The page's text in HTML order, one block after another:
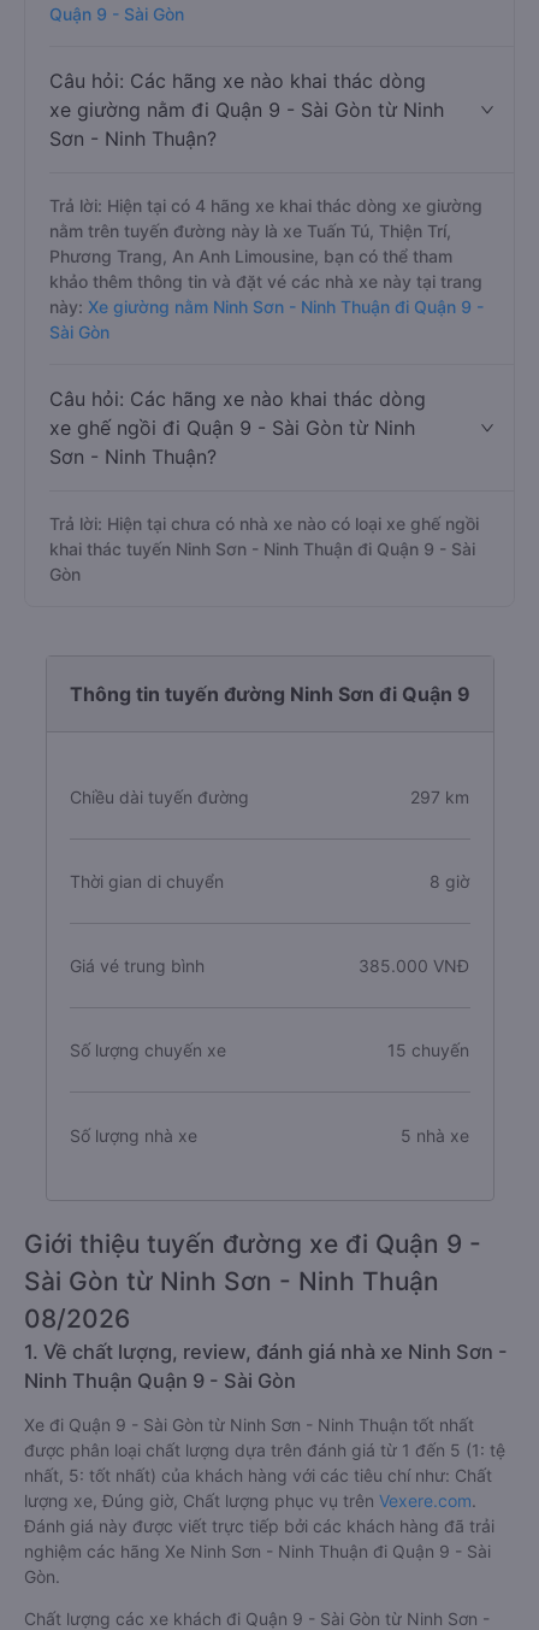
Quận 9 - Sài Gòn
Câu hỏi: Các hãng xe nào khai thác dòng
xe giường nằm đi Quận 9 - Sài Gòn từ Ninh
Sơn - Ninh Thuận?
Trả lời: Hiện tại có 4 hãng xe khai thác dòng xe giường
nằm trên tuyến đường này là xe Tuấn Tú, Thiện Trí,
Phương Trang, An Anh Limousine, bạn có thể tham
khảo thêm thông tin và đặt vé các nhà xe này tại trang
này: Xe giường nằm Ninh Sơn - Ninh Thuận đi Quận 9 -
Sài Gòn
Câu hỏi: Các hãng xe nào khai thác dòng
xe ghế ngồi đi Quận 9 - Sài Gòn từ Ninh
Sơn - Ninh Thuận?
Trả lời: Hiện tại chưa có nhà xe nào có loại xe ghế ngồi
khai thác tuyến Ninh Sơn - Ninh Thuận đi Quận 9 - Sài
Gòn
Thông tin tuyến đường Ninh Sơn đi Quận 9
Chiều dài tuyến đường 297 km
Thời gian di chuyển 8 giờ
Giá vé trung bình 385.000 VNĐ
Số lượng chuyến xe 15 chuyến
Số lượng nhà xe 5 nhà xe
Giới thiệu tuyến đường xe đi Quận 9 -
Sài Gòn từ Ninh Sơn - Ninh Thuận
08/2026
1. Về chất lượng, review, đánh giá nhà xe Ninh Sơn -
Ninh Thuận Quận 9 - Sài Gòn
Xe đi Quận 9 - Sài Gòn từ Ninh Sơn - Ninh Thuận tốt nhất
được phân loại chất lượng dựa trên đánh giá từ 1 đến 5 (1: tệ
nhất, 5: tốt nhất) của khách hàng với các tiêu chí như: Chất
lượng xe, Đúng giờ, Chất lượng phục vụ trên Vexere.com.
Đánh giá này được viết trực tiếp bởi các khách hàng đã trải
nghiệm các hãng Xe Ninh Sơn - Ninh Thuận đi Quận 9 - Sài
Gòn.
Chất lượng các xe khách đi Quận 9 - Sài Gòn từ Ninh Sơn -